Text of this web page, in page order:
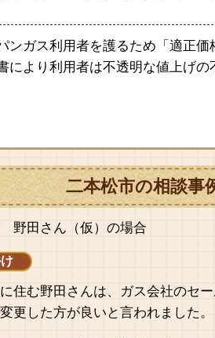
ンガス利用者を護るため「適正
により利用者は不透明な値上げの
二本松市の相談事
野田さん（仮）の場合
住む野田さんは、ガス会社のセ
更した方が良いと言われました。